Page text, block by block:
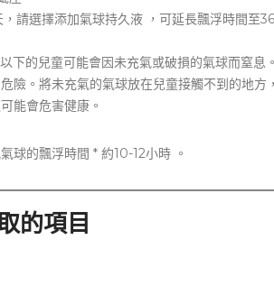
請選擇添加氣球持久液 ，可延長飄浮時間至
下的兒童可能會因未充氣或破損的氣球而窒息
險。將未充氣的氣球放在兒童接觸不到的地方
能會危害健康。
球的飄浮時間 * 約10-12小時 。
的項目